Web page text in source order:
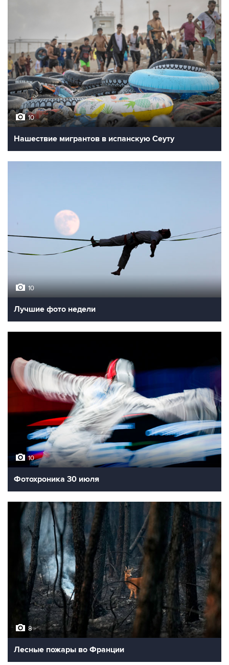
10
Нашествие мигрантов в испанскую Сеуту
10
Лучшие фото недели
10
Фотохроника 30 июля
8
Лесные пожары во Франции